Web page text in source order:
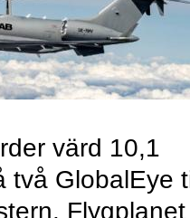
värd 10,1
två GlobalEye